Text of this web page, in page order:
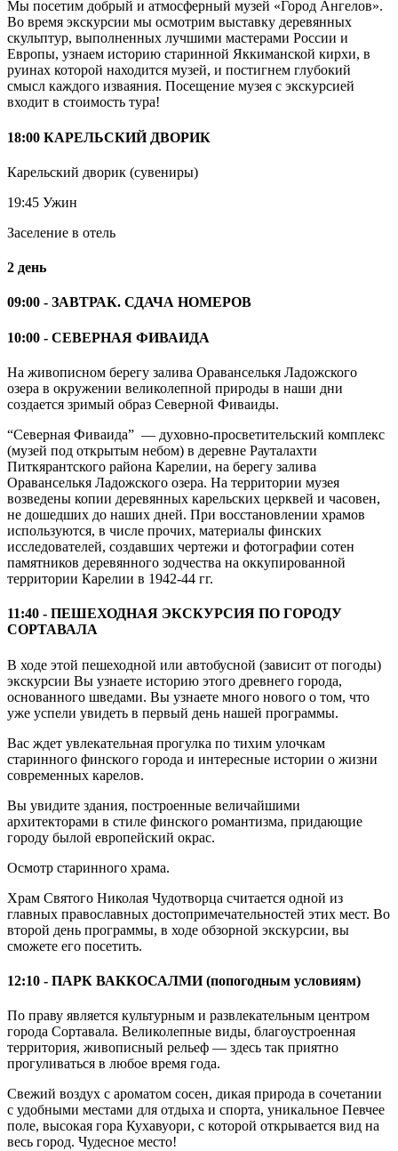
Мы посетим добрый и атмосферный музей «Город Ангелов».
Во время экскурсии мы осмотрим выставку деревянных
скульптур, выполненных лучшими мастерами России и
Европы, узнаем историю старинной Яккиманской кирхи, в
руинах которой находится музей, и постигнем глубокий
смысл каждого изваяния. Посещение музея с экскурсией
входит в стоимость тура!
18:00 КАРЕЛЬСКИЙ ДВОРИК
Карельский дворик (сувениры)
19:45 Ужин
Заселение в отель
2 день
09:00 - ЗАВТРАК. СДАЧА НОМЕРОВ
10:00 - СЕВЕРНАЯ ФИВАИДА
На живописном берегу залива Ораванселькя Ладожского
озера в окружении великолепной природы в наши дни
создается зримый образ Северной Фиваиды.
“Северная Фиваида” — духовно-просветительский комплекс
(музей под открытым небом) в деревне Рауталахти
Питкярантского района Карелии, на берегу залива
Ораванселькя Ладожского озера. На территории музея
возведены копии деревянных карельских церквей и часовен,
не дошедших до наших дней. При восстановлении храмов
используются, в числе прочих, материалы финских
исследователей, создавших чертежи и фотографии сотен
памятников деревянного зодчества на оккупированной
территории Карелии в 1942-44 гг.
11:40 - ПЕШЕХОДНАЯ ЭКСКУРСИЯ ПО ГОРОДУ
СОРТАВАЛА
В ходе этой пешеходной или автобусной (зависит от погоды)
экскурсии Вы узнаете историю этого древнего города,
основанного шведами. Вы узнаете много нового о том, что
уже успели увидеть в первый день нашей программы.
Вас ждет увлекательная прогулка по тихим улочкам
старинного финского города и интересные истории о жизни
современных карелов.
Вы увидите здания, построенные величайшими
архитекторами в стиле финского романтизма, придающие
городу былой европейский окрас.
Осмотр старинного храма.
Храм Святого Николая Чудотворца считается одной из
главных православных достопримечательностей этих мест. Во
второй день программы, в ходе обзорной экскурсии, вы
сможете его посетить.
12:10 - ПАРК ВАККОСАЛМИ (попогодным условиям)
По праву является культурным и развлекательным центром
города Сортавала. Великолепные виды, благоустроенная
территория, живописный рельеф — здесь так приятно
прогуливаться в любое время года.
Свежий воздух с ароматом сосен, дикая природа в сочетании
с удобными местами для отдыха и спорта, уникальное Певчее
поле, высокая гора Кухавуори, с которой открывается вид на
весь город. Чудесное место!